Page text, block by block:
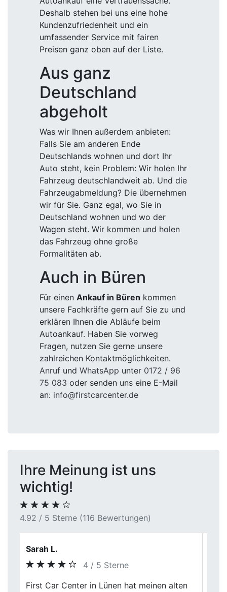
Deshalb stehen bei uns eine hohe
Kundenzufriedenheit und ein
umfassender Service mit fairen
Preisen ganz oben auf der Liste.
Aus ganz
Deutschland
abgeholt
Was wir Ihnen außerdem anbieten:
Falls Sie am anderen Ende
Deutschlands wohnen und dort Ihr
Auto steht, kein Problem: Wir holen Ihr
Fahrzeug deutschlandweit ab. Und die
Fahrzeugabmeldung? Die übernehmen
wir für Sie. Ganz egal, wo Sie in
Deutschland wohnen und wo der
Wagen steht. Wir kommen und holen
das Fahrzeug ohne große
Formalitäten ab.
Auch in Büren
Für einen Ankauf in Büren kommen
unsere Fachkräfte gern auf Sie zu und
erklären Ihnen die Abläufe beim
Autoankauf. Haben Sie vorweg
Fragen, nutzen Sie gerne unsere
zahlreichen Kontaktmöglichkeiten.
Anruf und WhatsApp unter 0172 / 96
75 083 oder senden uns eine E-Mail
an: info@firstcarcenter.de
Ihre Meinung ist uns
wichtig!
4.92 / 5 Sterne (116 Bewertungen)
Holger
5 / 5 Sterne
Unkomplizierte Abwicklung, netter